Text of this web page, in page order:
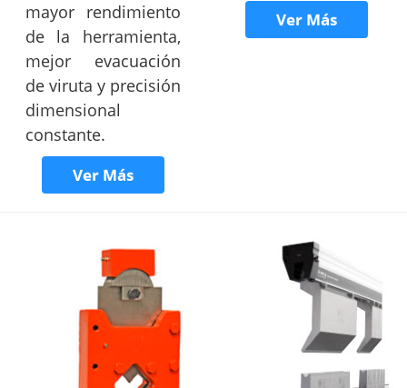
mayor rendimiento
de la herramienta,
mejor evacuación
de viruta y precisión
dimensional
constante.
Ver Más
Ver Más